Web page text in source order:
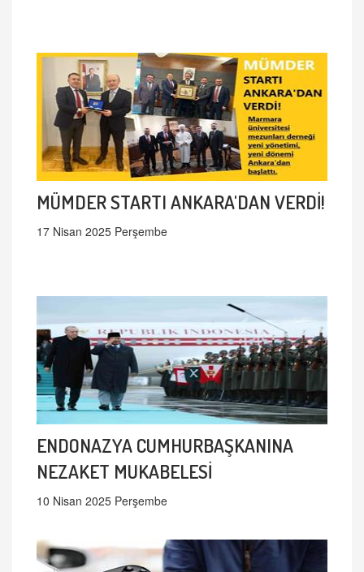
MÜMDER STARTI ANKARA'DAN VERDİ!
17 Nisan 2025 Perşembe
ENDONAZYA CUMHURBAŞKANINA
NEZAKET MUKABELESİ
10 Nisan 2025 Perşembe